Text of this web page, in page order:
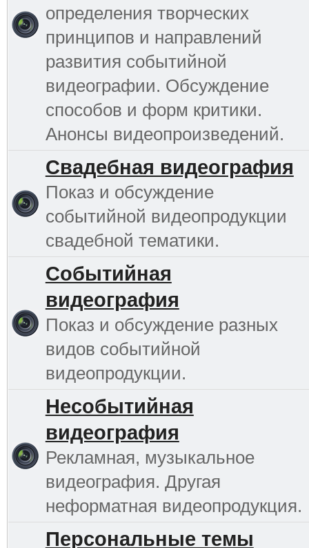
определения творческих
принципов и направлений
развития событийной
видеографии. Обсуждение
способов и форм критики.
Анонсы видеопроизведений.
Свадебная видеография
Показ и обсуждение
событийной видеопродукции
свадебной тематики.
Событийная
видеография
Показ и обсуждение разных
видов событийной
видеопродукции.
Несобытийная
видеография
Рекламная, музыкальное
видеография. Другая
неформатная видеопродукция.
Персональные темы